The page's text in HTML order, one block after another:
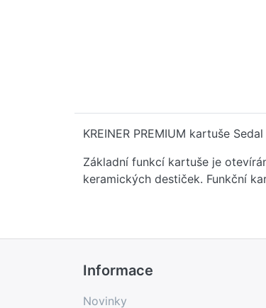
KREINER PREMIUM kartuše
Základní funkcí kartuše je
keramických destiček. Funkční
Informace
Novinky